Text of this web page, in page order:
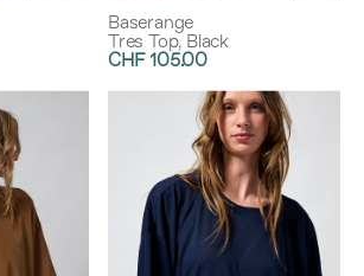
Baserange
Tres Top, Black
CHF 105.00